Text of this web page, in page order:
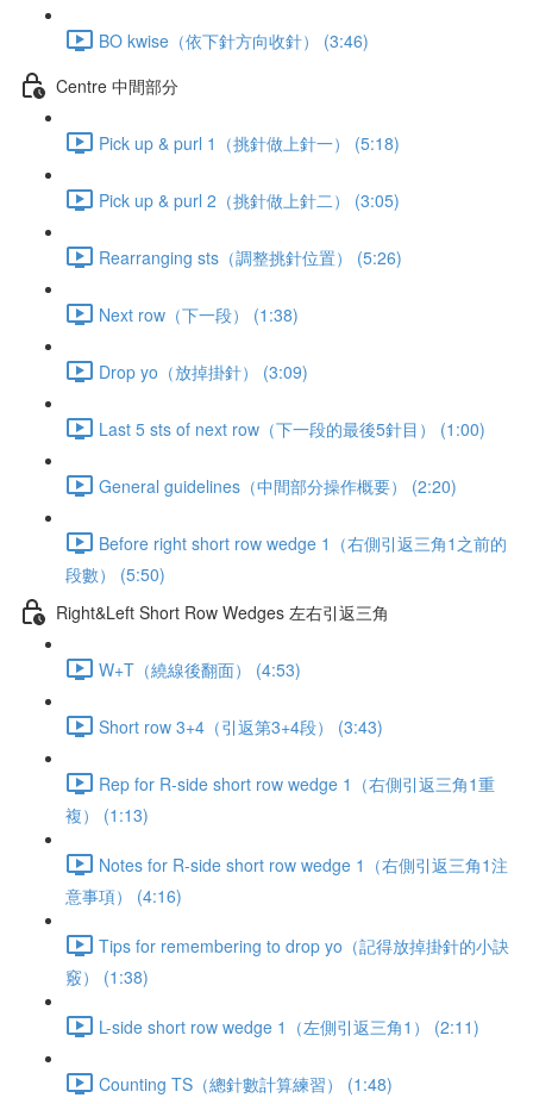
BO kwise（依下針方向收針） (3:46)
Centre 中間部分
Pick up & purl 1（挑針做上針一） (5:18)
Pick up & purl 2（挑針做上針二） (3:05)
Rearranging sts（調整挑針位置） (5:26)
Next row（下一段） (1:38)
Drop yo（放掉掛針） (3:09)
Last 5 sts of next row（下一段的最後5針目） (1:00)
General guidelines（中間部分操作概要） (2:20)
Before right short row wedge 1（右側引返三角1之前的
段數） (5:50)
Right&Left Short Row Wedges 左右引返三角
W+T（繞線後翻面） (4:53)
Short row 3+4（引返第3+4段） (3:43)
Rep for R-side short row wedge 1（右側引返三角1重
複） (1:13)
Notes for R-side short row wedge 1（右側引返三角1注
意事項） (4:16)
Tips for remembering to drop yo（記得放掉掛針的小訣
竅） (1:38)
L-side short row wedge 1（左側引返三角1） (2:11)
Counting TS（總針數計算練習） (1:48)